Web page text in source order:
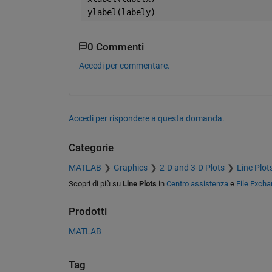
ylabel(labely)
0 Commenti
Accedi per commentare.
Accedi per rispondere a questa domanda.
Categorie
MATLAB Graphics 2-D and 3-D Plots Line
Scopri di più su Line Plots in Centro assistenza e File
Prodotti
MATLAB
Tag